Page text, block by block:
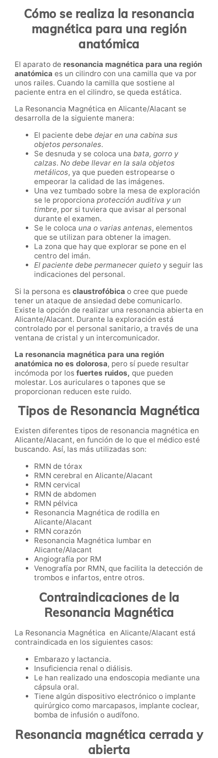
Cómo se realiza la resonancia
magnética para una región
anatómica
El aparato de resonancia magnética para una región
anatómica es un cilindro con una camilla que va por
unos railes. Cuando la camilla que sostiene al
paciente entra en el cilindro, se queda estática.
La Resonancia Magnética en Alicante/Alacant se
desarrolla de la siguiente manera:
El paciente debe dejar en una cabina sus
objetos personales.
Se desnuda y se coloca una bata, gorro y
calzas. No debe llevar en la sala objetos
metálicos, ya que pueden estropearse o
empeorar la calidad de las imágenes.
Una vez tumbado sobre la mesa de exploración
se le proporciona protección auditiva y un
timbre, por si tuviera que avisar al personal
durante el examen.
Se le coloca una o varias antenas, elementos
que se utilizan para obtener la imagen.
La zona que hay que explorar se pone en el
centro del imán.
El paciente debe permanecer quieto y seguir las
indicaciones del personal.
Si la persona es claustrofóbica o cree que puede
tener un ataque de ansiedad debe comunicarlo.
Existe la opción de realizar una resonancia abierta en
Alicante/Alacant. Durante la exploración está
controlado por el personal sanitario, a través de una
ventana de cristal y un intercomunicador.
La resonancia magnética para una región
anatómica no es dolorosa, pero sí puede resultar
incómoda por los fuertes ruidos, que pueden
molestar. Los auriculares o tapones que se
proporcionan reducen este ruido.
Tipos de Resonancia Magnética
Existen diferentes tipos de resonancia magnética en
Alicante/Alacant, en función de lo que el médico esté
buscando. Así, las más utilizadas son:
RMN de tórax
RMN cerebral en Alicante/Alacant
RMN cervical
RMN de abdomen
RMN pélvica
Resonancia Magnética de rodilla en
Alicante/Alacant
RMN corazón
Resonancia Magnética lumbar en
Alicante/Alacant
Angiografía por RM
Venografía por RMN, que facilita la detección de
trombos e infartos, entre otros.
Contraindicaciones de la
Resonancia Magnética
La Resonancia Magnética en Alicante/Alacant está
contraindicada en los siguientes casos:
Embarazo y lactancia.
Insuficiencia renal o diálisis.
Le han realizado una endoscopia mediante una
cápsula oral.
Tiene algún dispositivo electrónico o implante
quirúrgico como marcapasos, implante coclear,
bomba de infusión o audífono.
Resonancia magnética cerrada y
abierta